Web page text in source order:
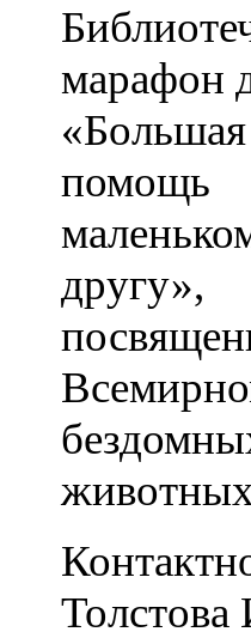
марафон
«Большая
помощь
другу»,